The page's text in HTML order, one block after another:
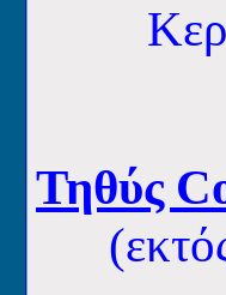
Τηθύς